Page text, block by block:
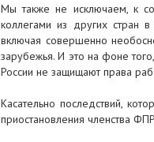
Мы также не исключаем, к
коллегами из других стран
включая совершенно
зарубежья. И это на фоне
России не защищают права
Касательно последствий,
приостановления членства